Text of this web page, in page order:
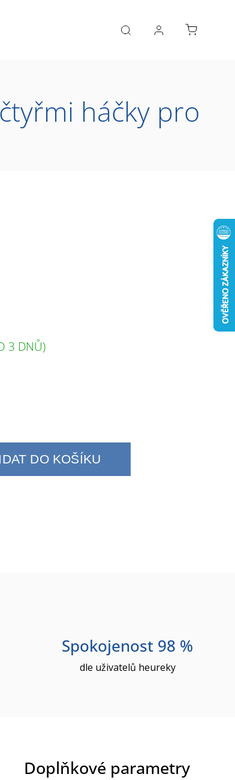
a výprodej Návrh koupelny Reference
háčky pro
3 DNŮ)
DO KOŠÍKU
Spokojenost 98 %
dle uživatelů heureky
Doplňkové parametry